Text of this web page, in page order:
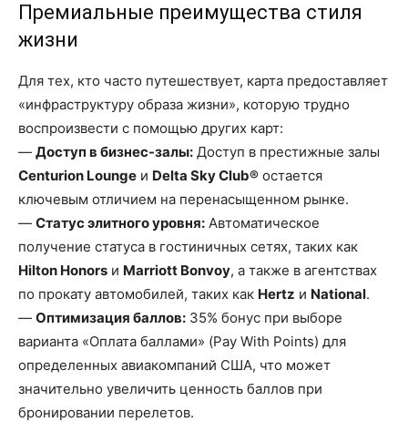
Премиальные преимущества стиля
жизни
Для тех, кто часто путешествует, карта предоставляет
«инфраструктуру образа жизни», которую трудно
воспроизвести с помощью других карт:
— Доступ в бизнес-залы: Доступ в престижные залы
Centurion Lounge и Delta Sky Club® остается
ключевым отличием на перенасыщенном рынке.
— Статус элитного уровня: Автоматическое
получение статуса в гостиничных сетях, таких как
Hilton Honors и Marriott Bonvoy, а также в агентствах
по прокату автомобилей, таких как Hertz и National.
— Оптимизация баллов: 35% бонус при выборе
варианта «Оплата баллами» (Pay With Points) для
определенных авиакомпаний США, что может
значительно увеличить ценность баллов при
бронировании перелетов.